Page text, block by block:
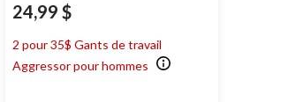
24,99 $
2 pour 35$ Gants de travail
Aggressor pour hommes